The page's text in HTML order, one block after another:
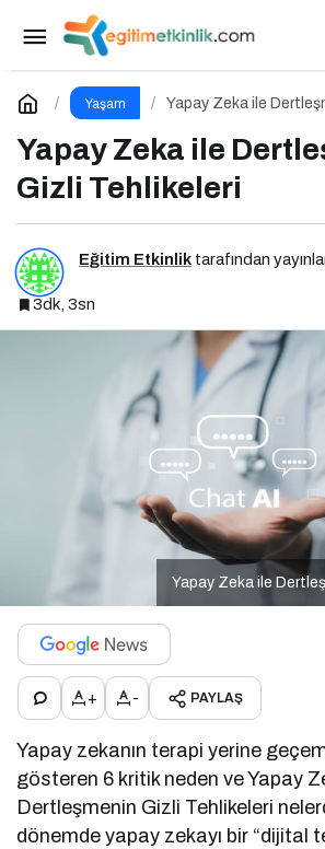
Yaşam
Yapay Zeka ile
Yapay Zeka ile
Gizli Tehlikeleri
Eğitim Etkinlik tarafından
3dk, 3sn
Yapay Zeka ile
+ - PAYLAŞ
Yapay zekanın terapi yerine
gösteren 6 kritik neden ve Yapay
Dertleşmenin Gizli Tehlikeleri
dönemde yapay zekayı bir “dijital
Pestisit Tehlikesi: Arıların Yok
Zincirini Çökertiyor!
Yorum Yap